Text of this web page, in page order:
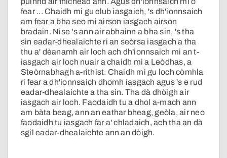
fear ... Chaidh mi gu club iasgaich, 's dh'ionnsaich
am fear a bha seo mi airson iasgach airson
bradain. Nise 's ann air abhainn a bha sin, 's tha
sin eadar-dhealaichte ri an seòrsa iasgach a tha
thu a' dèanamh air loch ach dh'ionnsaich mi an t-
iasgach air loch nuair a chaidh mi a Leòdhas, a
Steòrnabhagh a-rithist. Chaidh mi gu loch còmhla
ri fear a dh'ionnsaich dhomh iasgach agus 's e rud
eadar-dhealaichte a tha sin. Tha dà dhòigh air
iasgach air loch. Faodaidh tu a dhol a-mach ann
am bàta beag, ann an eathar bheag, geòla, air neo
faodaidh tu iasgach far a' chladaich, ach tha an dà
sgil eadar-dhealaichte ann an dòigh.